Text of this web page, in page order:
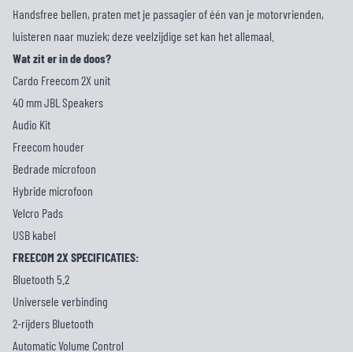
Handsfree bellen, praten met je passagier of één van je motorvrienden,
luisteren naar muziek; deze veelzijdige set kan het allemaal.
Wat zit er in de doos?
Cardo Freecom 2X unit
40 mm JBL Speakers
Audio Kit
Freecom houder
Bedrade microfoon
Hybride microfoon
Velcro Pads
USB kabel
FREECOM 2X SPECIFICATIES:
Bluetooth 5.2
Universele verbinding
2-rijders Bluetooth
Automatic Volume Control